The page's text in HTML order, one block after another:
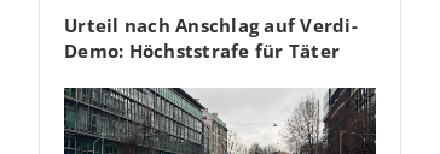
Urteil nach Anschlag auf Verdi-
Demo: Höchststrafe für Täter